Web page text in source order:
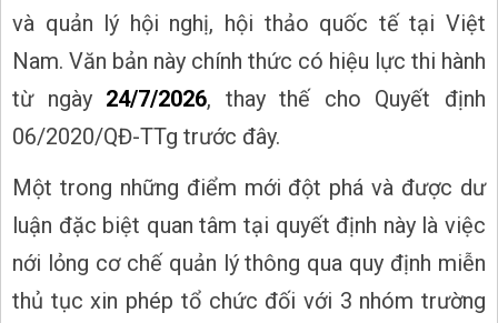
và quản lý hội nghị, hội thảo quốc tế tại Việt
Nam. Văn bản này chính thức có hiệu lực thi hành
từ ngày 24/7/2026, thay thế cho Quyết định
06/2020/QĐ-TTg trước đây.
Một trong những điểm mới đột phá và được dư
luận đặc biệt quan tâm tại quyết định này là việc
nới lỏng cơ chế quản lý thông qua quy định miễn
thủ tục xin phép tổ chức đối với 3 nhóm trường